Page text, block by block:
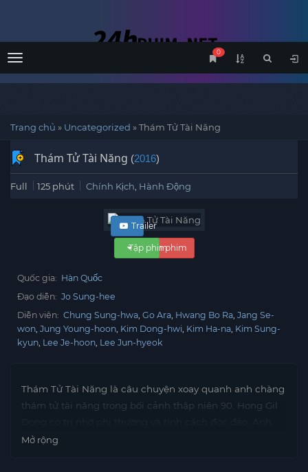
Menu
0
Trang chủ » Uncategorized »Thám Tử Tài Năng
Thám Tử Tài Năng (2016)
Full 125 phút Chính Kịch Hành Động
Xem phim
Trailer
Tập phim
Quốc gia: Hàn Quốc
Đạo diễn: Jo Sung-hee
Diễn viên: Chung Sung-hwa Go Ara Hwang Bo Ra Jang Se-
won Jung Young-hoon Kim Dong-hwi Kim Ha-na Kim Sung-
kyun Lee Je-hoon Lee Jun-hyeok
Thám Tử Tài Năng là câu chuyện xoay quanh anh chàng
thám tử tài năng trong bối cảnh thập niên 90. Hong Gil
làm việc như một thám tử tư độc lập với khả năng phá
Mở rộng